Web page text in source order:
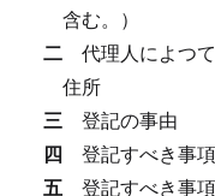
含む。）
二 代理人によつ
住所
三 登記の事由
四 登記すべき事項
五 登記すべき事